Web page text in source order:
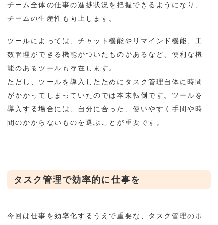
チーム全体の仕事の進捗状況を把握できるようになり、
チームの生産性も向上します。
ツールによっては、チャット機能やリマインド機能、工
数管理ができる機能がついたものがあるなど、便利な機
能のあるツールも存在します。
ただし、ツールを導入したためにタスク管理自体に時間
がかかってしまっていたのでは本末転倒です。ツールを
導入する場合には、自分に合った、使いやすく手間や時
間のかからないものを選ぶことが重要です。
タスク管理で効率的に仕事を
今回は仕事を効率化するうえで重要な、タスク管理のポ